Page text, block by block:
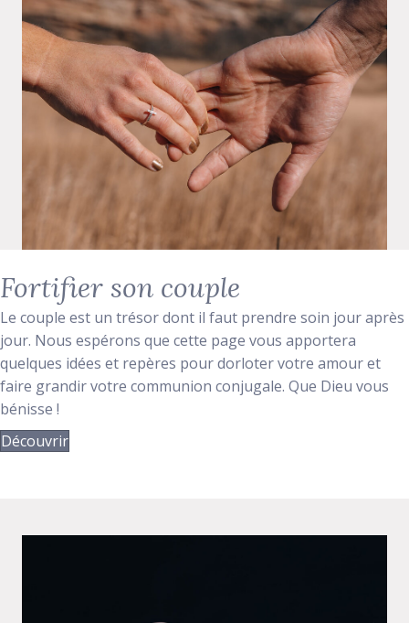
Fortifier son couple
Le couple est un trésor dont il faut prendre soin jour après
jour. Nous espérons que cette page vous apportera
quelques idées et repères pour dorloter votre amour et
faire grandir votre communion conjugale. Que Dieu vous
bénisse !
Découvrir